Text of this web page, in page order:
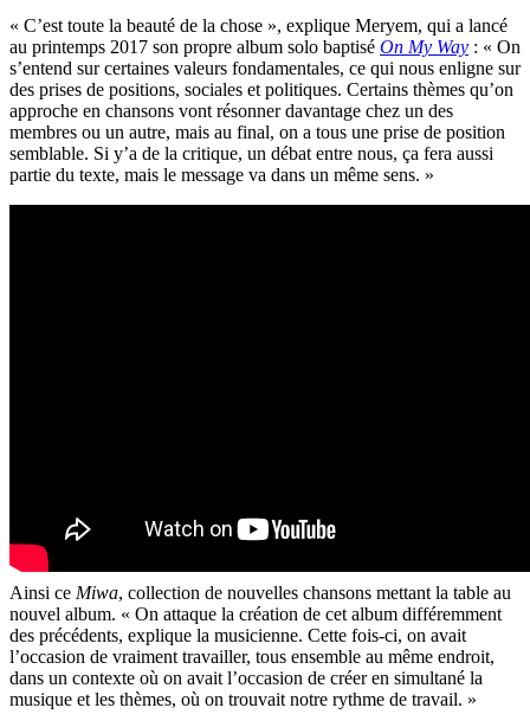
« C’est toute la beauté de la chose », explique Meryem, qui a lancé
au printemps 2017 son propre album solo baptisé On My Way : « On
s’entend sur certaines valeurs fondamentales, ce qui nous enligne sur
des prises de positions, sociales et politiques. Certains thèmes qu’on
approche en chansons vont résonner davantage chez un des
membres ou un autre, mais au final, on a tous une prise de position
semblable. Si y’a de la critique, un débat entre nous, ça fera aussi
partie du texte, mais le message va dans un même sens. »
Ainsi ce Miwa, collection de nouvelles chansons mettant la table au
nouvel album. « On attaque la création de cet album différemment
des précédents, explique la musicienne. Cette fois-ci, on avait
l’occasion de vraiment travailler, tous ensemble au même endroit,
dans un contexte où on avait l’occasion de créer en simultané la
musique et les thèmes, où on trouvait notre rythme de travail. »